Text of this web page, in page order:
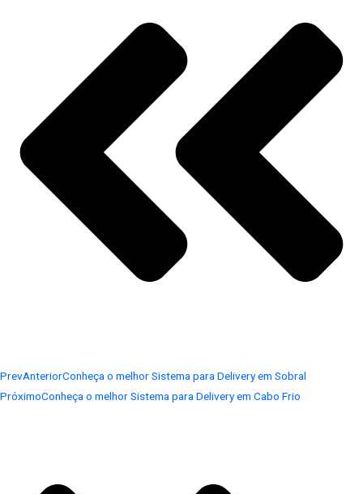
PrevAnteriorConheça o melhor Sistema para Delivery em Sobral
PróximoConheça o melhor Sistema para Delivery em Cabo Frio